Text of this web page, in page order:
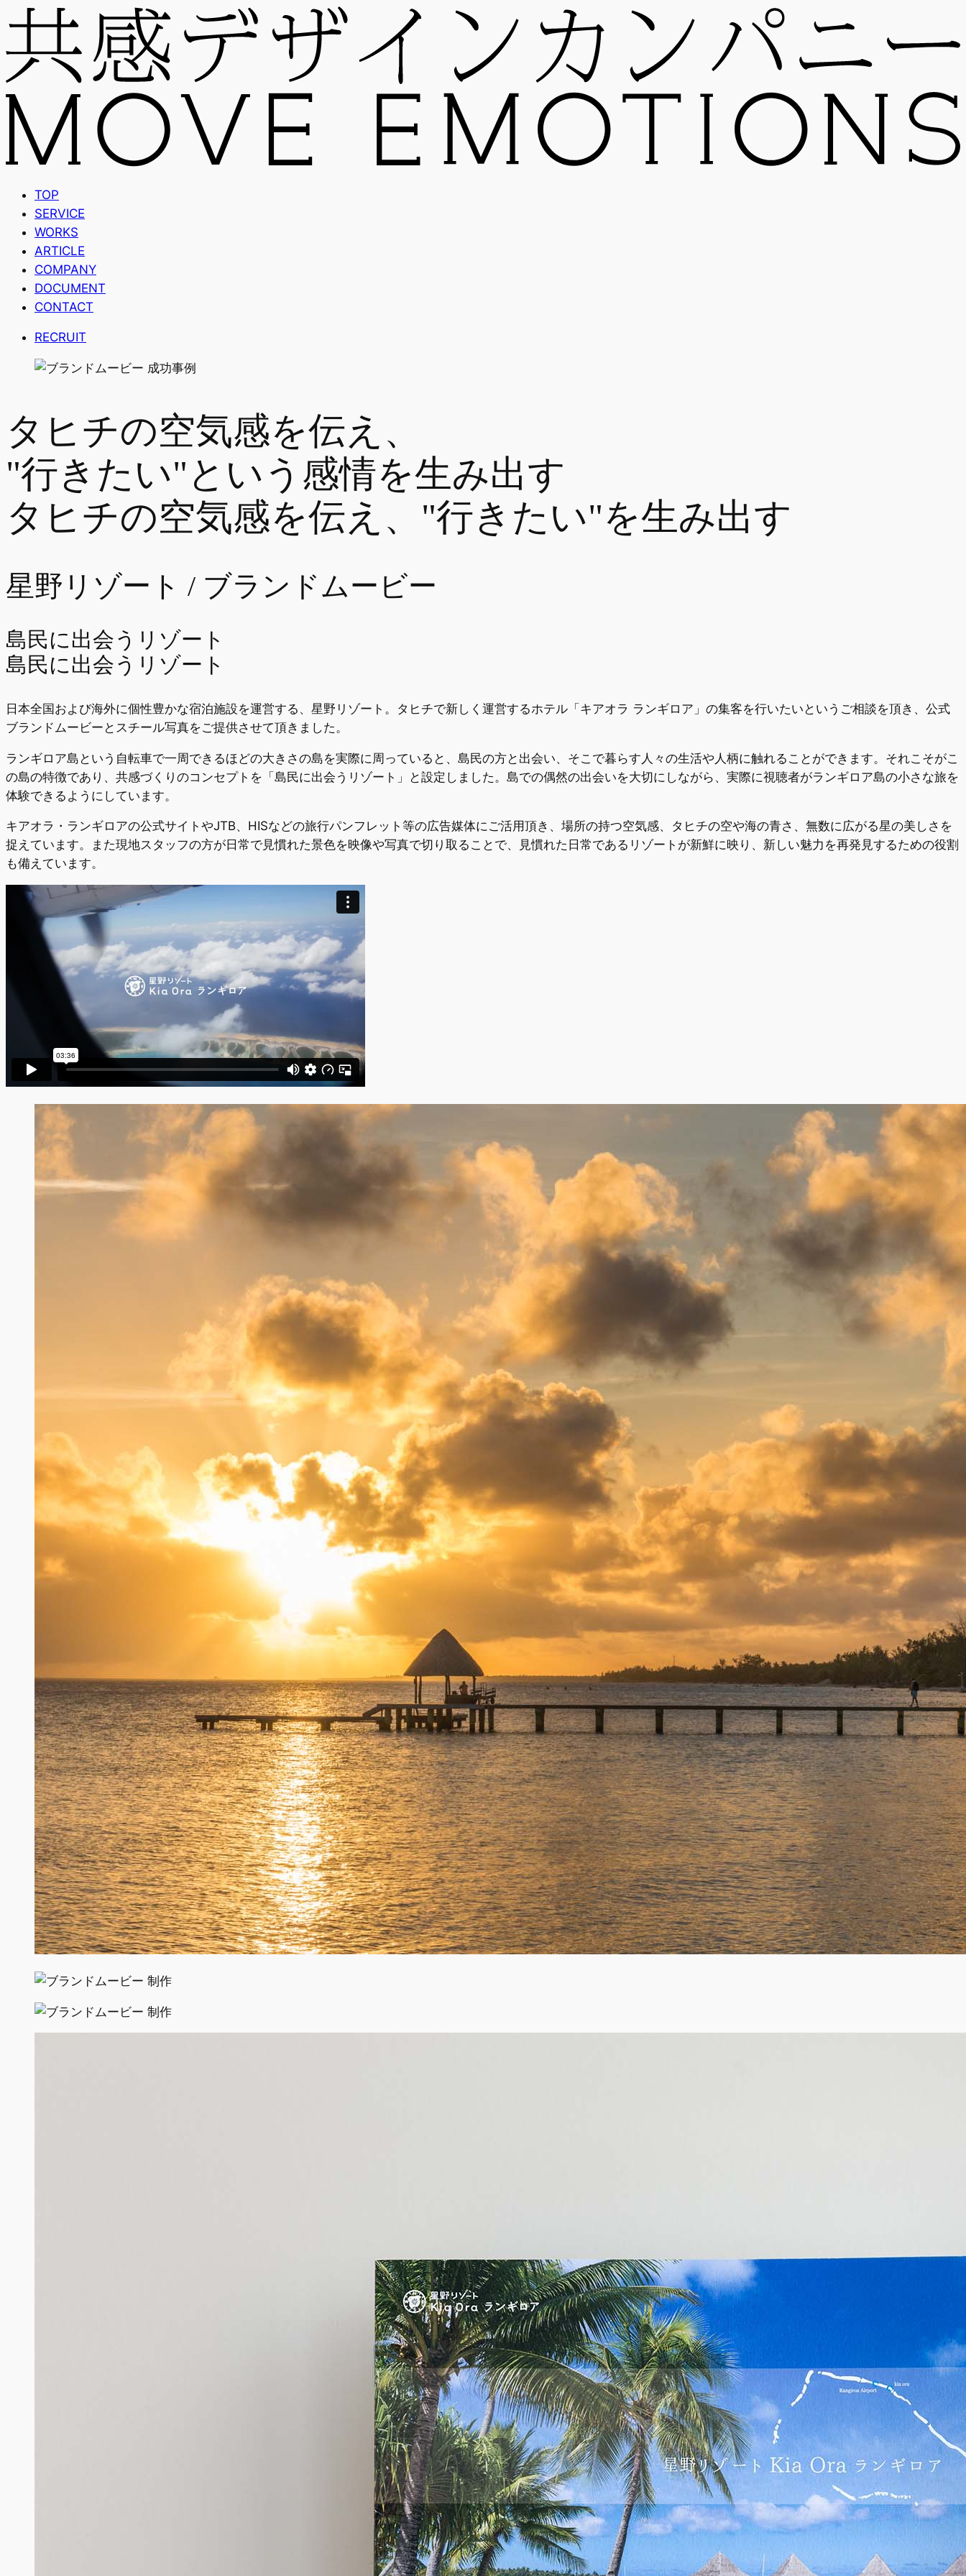
TOP
SERVICE
WORKS
ARTICLE
COMPANY
DOCUMENT
CONTACT
RECRUIT
タヒチの空気感を伝え、
"行きたい"という感情を生み出す
タヒチの空気感を伝え、"行きたい"を生み出す
星野リゾート / ブランドムービー
島民に出会うリゾート
島民に出会うリゾート
日本全国および海外に個性豊かな宿泊施設を運営する、星野リゾート。タヒチで新しく運営するホテル「キアオラ ランギロア」の集客を行いたいというご相談を頂き、公式
ブランドムービーとスチール写真をご提供させて頂きました。
ランギロア島という自転車で一周できるほどの大きさの島を実際に周っていると、島民の方と出会い、そこで暮らす人々の生活や人柄に触れることができます。それこそがこ
の島の特徴であり、共感づくりのコンセプトを「島民に出会うリゾート」と設定しました。島での偶然の出会いを大切にしながら、実際に視聴者がランギロア島の小さな旅を
体験できるようにしています。
キアオラ・ランギロアの公式サイトやJTB、HISなどの旅行パンフレット等の広告媒体にご活用頂き、場所の持つ空気感、タヒチの空や海の青さ、無数に広がる星の美しさを
捉えています。また現地スタッフの方が日常で見慣れた景色を映像や写真で切り取ることで、見慣れた日常であるリゾートが新鮮に映り、新しい魅力を再発見するための役割
も備えています。